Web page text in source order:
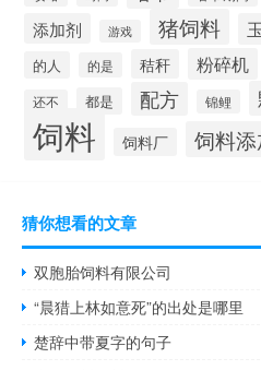
添加剂 游戏 猪饲料
的人 的是 秸秆 粉碎机
还不 都是 配方 锦鲤
饲料 饲料厂 饲料
猜你想看的文章
双胞胎饲料有限公司
“晨猎上林如意死”的出处是哪里
楚辞中带夏字的句子